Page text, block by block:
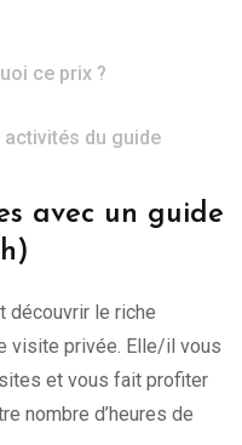
ce prix ?
activités du guide
avec un guide
découvrir le riche
visite privée. Elle/il vous
et vous fait profiter
nombre d’heures de